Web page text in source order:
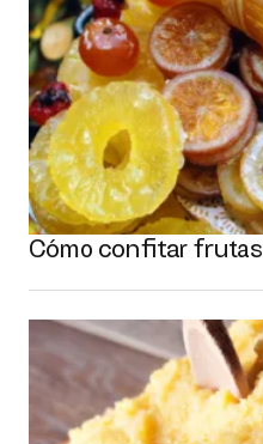
Cómo confitar frutas